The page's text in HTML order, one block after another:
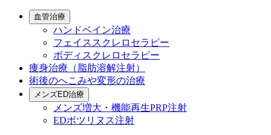
血管治療
ハンドベイン治療
フェイススクレロセラピー
ボディスクレロセラピー
痩身治療（脂肪溶解注射）
術後のへこみや変形の治療
メンズED治療
メンズ増大・機能再生PRP注射
EDボツリヌス注射